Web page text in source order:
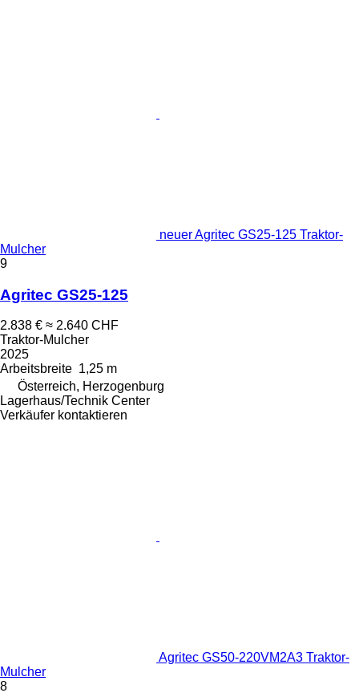
neuer Agritec GS25-125 Traktor-
Mulcher
9
Agritec GS25-125
2.838 € ≈ 2.640 CHF
Traktor-Mulcher
2025
Arbeitsbreite 1,25 m
Österreich, Herzogenburg
Lagerhaus/Technik Center
Verkäufer kontaktieren
Agritec GS50-220VM2A3 Traktor-
Mulcher
8